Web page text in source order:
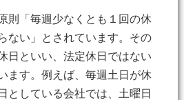
則「毎週少なくとも１回の休
ない」とされています。その
日といい、法定休日ではない
ます。例えば、毎週土日が休
としている会社では、土曜日